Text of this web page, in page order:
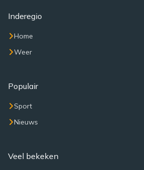
Inderegio
Home
Weer
Populair
Sport
Nieuws
Veel bekeken